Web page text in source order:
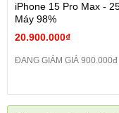
iPhone 15 Pro Max -
Máy 98%
20.900.000₫
ĐANG GIẢM GIÁ 900.000đ